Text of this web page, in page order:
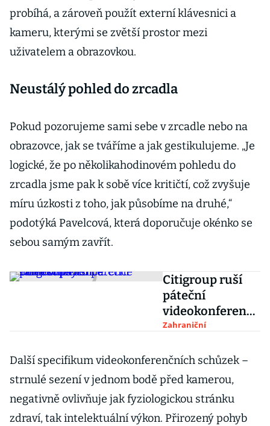
probíhá, a zároveň použít externí klávesnici a
kameru, kterými se zvětší prostor mezi
uživatelem a obrazovkou.
Neustálý pohled do zrcadla
Pokud pozorujeme sami sebe v zrcadle nebo na
obrazovce, jak se tváříme a jak gestikulujeme. „Je
logické, že po několikahodinovém pohledu do
zrcadla jsme pak k sobě více kritičtí, což zvyšuje
míru úzkosti z toho, jak působíme na druhé,“
podotýká Pavelcová, která doporučuje okénko se
sebou samým zavřít.
Citigroup ruší
páteční
videokonference
. Chce pomoci
zaměstnanců
Zahraniční
Další specifikum videokonferenčních schůzek –
strnulé sezení v jednom bodě před kamerou,
negativně ovlivňuje jak fyziologickou stránku
zdraví, tak intelektuální výkon. Přirozený pohyb